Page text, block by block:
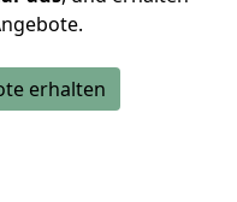
erhalten